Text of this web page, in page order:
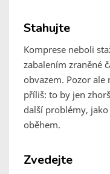
Stahujte
Komprese neboli
zabalením zraněné
obvazem. Pozor ale
příliš: to by jen
další problémy,
oběhem.
Zvedejte